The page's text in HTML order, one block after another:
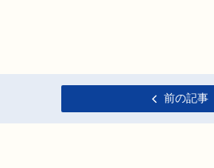
前の記事